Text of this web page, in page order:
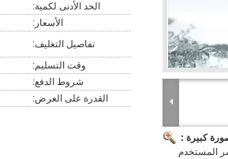
كبيرة :
المستخدم
الحد الأدنى لكمية:
الأسعار:
تفاصيل التغليف:
وقت التسليم:
شروط الدفع:
القدرة على العرض: